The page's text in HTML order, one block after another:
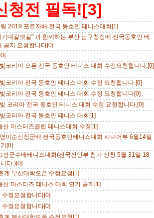
청전 필독![3]
2019 포르자배 전국 동호인 테니스대회[1]
대갈맷길" 과 함께하는 부산 남구청장배 전국동호인 테
공지 요청합니다[0]
코리아 오픈 전국 동호인 테니스 대회 수정요청합니다.[0]
코리아 전국 동호인 테니스 대회 수정 요청합니다.[0]
코리아 전국 동호인 테니스 대회 수정 요청합니다[0]
코리아 전국 동호인 테니스 대회 수정 요청합니다.[0]
코리아 전국 동호인 테니스 대회[1]
산 마스터즈클럽 테니스대회 수정[1]
이순신장군배 전국동호인테니스대회 시니어부 6월14일
[0]
성군수배테니스대회(전국신인부 참가 신청 5월 31일 18
다.)[0]
계 부산대학오픈 수정요청[1]
산 마스터즈 테니스 대회 연기 공지[1]
수정요청합니다[0]
수정요청합니다[0]